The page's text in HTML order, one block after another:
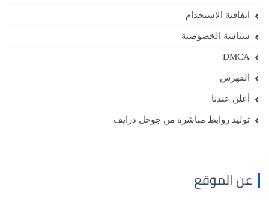
اتفاقية الاستخدام
سياسة الخصوصية
DMCA
الفهرس
أعلن عندنا
توليد روابط مباشرة من جوجل درايف
عن الموقع